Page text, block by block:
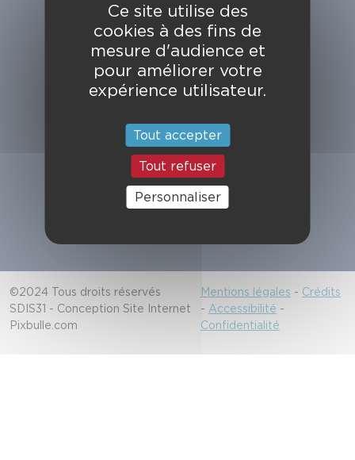
49, chemin de l'Armurié
C.S. 80123
31772 COLOMIERS CEDEX
Contactez-nous
Alerter les secours
18/112
©2024 Tous droits réservés
SDIS31 - Conception Site Internet
Pixbulle.com
Mentions légales - Crédits
- Accessibilité -
Confidentialité
Ce site utilise des
cookies à des fins de
mesure d'audience et
pour améliorer votre
expérience utilisateur.
Tout accepter
Tout refuser
Personnaliser